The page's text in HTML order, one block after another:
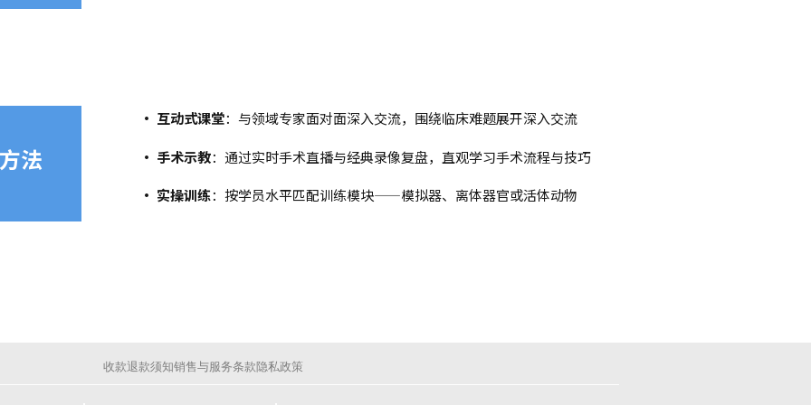
法
· 互动式课堂：与领域专家面对面深入交流，围绕临床难题展开深入交流
· 手术示教：通过实时手术直播与经典录像复盘，直观学习手术流程与技巧
· 实操训练：按学员水平匹配训练模块——模拟器、离体器官或活体动物
收款退款须知销售与服务条款隐私政策